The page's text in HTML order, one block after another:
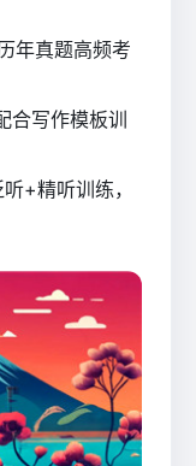
年真题高频考
合写作模板训
+精听训练，